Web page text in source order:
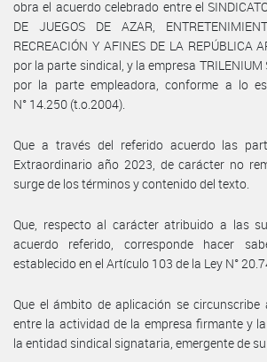
obra el acuerdo celebrado entre el
DE JUEGOS DE AZAR,
RECREACIÓN Y AFINES DE LA REPÚBLICA
por la parte sindical, y la empresa TRILENIUM
por la parte empleadora, conforme a lo
N° 14.250 (t.o.2004).
Que a través del referido acuerdo las
Extraordinario año 2023, de carácter no
surge de los términos y contenido del texto.
Que, respecto al carácter atribuido a las
acuerdo referido, corresponde hacer
establecido en el Artículo 103 de la Ley N°
Que el ámbito de aplicación se circunscribe
entre la actividad de la empresa firmante y
la entidad sindical signataria, emergente de